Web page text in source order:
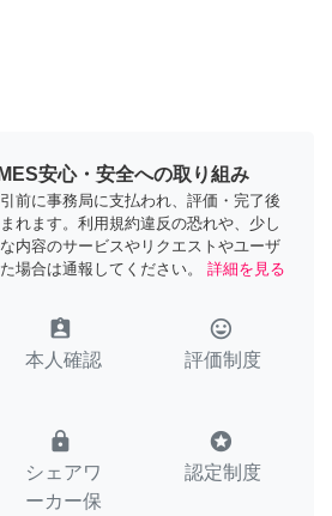
安心・安全への取り組み
前に事務局に支払われ、評価・完了後
れます。利用規約違反の恐れや、少し
内容のサービスやリクエストやユーザ
場合は通報してください。
詳細を見る
assignment_ind
本人確認
tag_faces
評価制度
lock
シェアワ
ーカー保
stars
認定制度